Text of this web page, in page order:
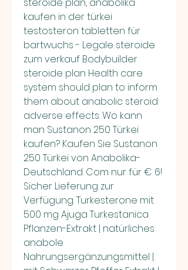
steroide plan, anabolika
kaufen in der türkei
testosteron tabletten für
bartwuchs - Legale steroide
zum verkauf Bodybuilder
steroide plan Health care
system should plan to inform
them about anabolic steroid
adverse effects. Wo kann
man Sustanon 250 Türkei
kaufen? Kaufen Sie Sustanon
250 Türkei von Anabolika-
Deutschland. Com nur für € 6!
Sicher Lieferung zur
Verfügung. Turkesterone mit
500 mg Ajuga Turkestanica
Pflanzen-Extrakt | natürliches
anabole
Nahrungsergänzungsmittel |